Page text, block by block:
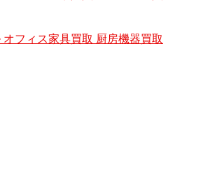
フィス家具買取 厨房機器買取